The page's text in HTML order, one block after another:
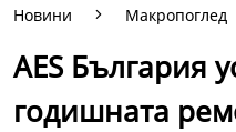
Новини Макропоглед
AES България
годишната